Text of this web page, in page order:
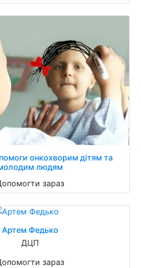
онкохворим дітям та
людям
зараз
Артем Федько
ДЦП
зараз